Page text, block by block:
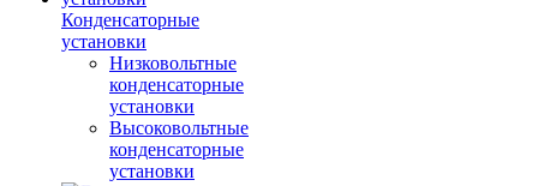
Конденсаторные
установки
Низковольтные
конденсаторные
установки
Высоковольтные
конденсаторные
установки